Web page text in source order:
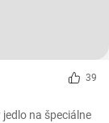
39
na špeciálne